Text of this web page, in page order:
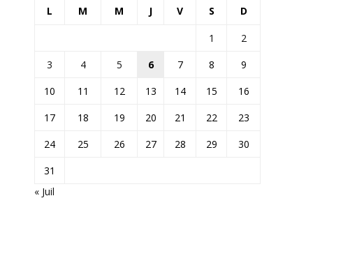
L M M J V S D
1
2
3
4 5 6 7 8
9
10
11 12 13 14 15
16
17
18 19 20 21 22
23
24
25 26 27 28 29
30
31
« Juil